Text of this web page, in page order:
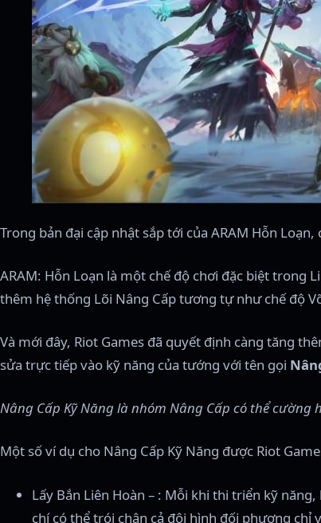
Trong bản đại cập nhật sắp tới của ARAM Hỗn
ARAM: Hỗn Loạn là một chế độ chơi đặc biệt trong
thêm hệ thống Lõi Nâng Cấp tương tự như chế độ
Và mới đây, Riot Games đã quyết định càng tăng
sửa trực tiếp vào kỹ năng của tướng với tên gọi
Nâng Cấp Kỹ Năng là nhóm Nâng Cấp có thể
Một số ví dụ cho Nâng Cấp Kỹ Năng được Riot
Lấy Bắn Liên Hoàn – : Mỗi khi thi triển kỹ
chí có thể trói chân cả đội hình đối phương chỉ